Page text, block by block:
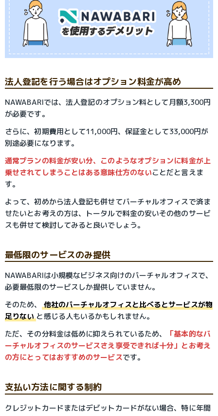
法人登記を行う場合はオプション料金が高め
NAWABARIでは、法人登記のオプション料として月額3,300円
が必要です。
さらに、初期費用として11,000円、保証金として33,000円が
別途必要になります。
通常プランの料金が安い分、このようなオプションに料金が上
乗せされてしまうことはある意味仕方のないことだと言えま
す。
よって、初めから法人登記も併せてバーチャルオフィスで済ま
せたいとお考えの方は、トータルで料金の安いその他のサービ
スも併せて検討してみると良いでしょう。
最低限のサービスのみ提供
NAWABARIは小規模なビジネス向けのバーチャルオフィスで、
必要最低限のサービスしか提供していません。
そのため、
他社のバーチャルオフィスと比べるとサービスが物
足りない と感じる人もいるかもしれません。
ただ、その分料金は低めに抑えられているため、
「基本的なバ
ーチャルオフィスのサービスさえ享受できれば十分」とお考え
の方にとってはおすすめのサービスです。
支払い方法に関する制約
クレジットカードまたはデビットカードがない場合、特に年間